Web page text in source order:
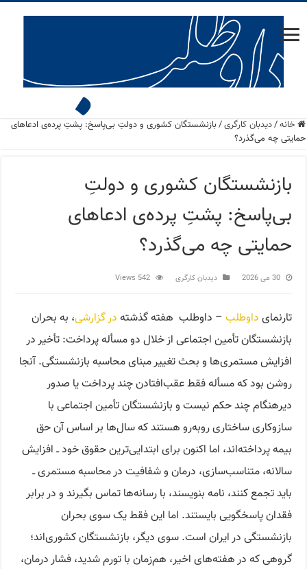
خانه/دید‌بان کارگری/ بازنشستگان کشوری و دولتِ بی‌پاسخ: پشتِ پرده‌ی ادعاهای
حمایتی چه می‌گذرد؟
بازنشستگان کشوری و دولتِ
بی‌پاسخ: پشتِ پرده‌ی ادعاهای
حمایتی چه می‌گذرد؟
30 می 2026 دید‌بان کارگری 542 Views
تارنمای داوطلب – داوطلب هفته گذشته در گزارشی، به بحران
بازنشستگان تأمین اجتماعی از خلال دو مسأله پرداخت: تأخیر در
افزایش مستمری‌ها و بحث تغییر مبنای محاسبه بازنشستگی. آنجا
روشن بود که مسأله فقط عقب‌افتادن چند پرداخت یا صدور
دیرهنگام چند حکم نیست و بازنشستگان تأمین اجتماعی با
سازوکاری ساختاری روبه‌رو هستند که سال‌ها بر اساس آن حق
بیمه پرداخته‌اند، اما اکنون برای ابتدایی‌ترین حقوق خود ــ افزایش
سالانه، متناسب‌سازی، درمان و شفافیت در محاسبه مستمری ــ
باید تجمع کنند، نامه بنویسند، با رسانه‌ها تماس بگیرند و در برابر
فقدان پاسخگویی بایستند. اما این فقط یک سوی بحران
بازنشستگی در ایران است. سوی دیگر، بازنشستگان کشوری‌اند؛
گروهی که در هفته‌های اخیر، هم‌زمان با تورم شدید، فشار درمان،